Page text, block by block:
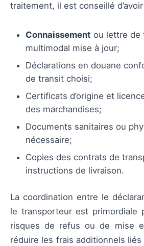
traitement, il est conseillé
Connaissement ou lettre de
multimodal mise à jour;
Déclarations en douane
de transit choisi;
Certificats d’origine et
des marchandises;
Documents sanitaires ou
nécessaire;
Copies des contrats de
instructions de livraison.
La coordination entre le
le transporteur est primordiale
risques de refus ou de mise
réduire les frais additionnels